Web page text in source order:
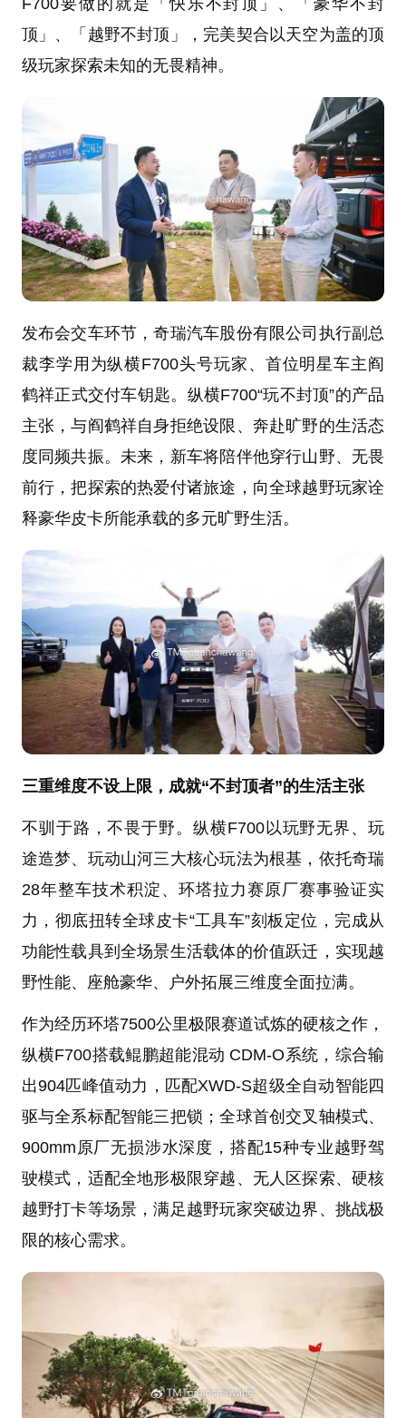
F700要做的就是「快乐不封顶」、「豪华不封
顶」、「越野不封顶」，完美契合以天空为盖的顶
级玩家探索未知的无畏精神。
发布会交车环节，奇瑞汽车股份有限公司执行副总
裁李学用为纵横F700头号玩家、首位明星车主阎
鹤祥正式交付车钥匙。纵横F700“玩不封顶”的产品
主张，与阎鹤祥自身拒绝设限、奔赴旷野的生活态
度同频共振。未来，新车将陪伴他穿行山野、无畏
前行，把探索的热爱付诸旅途，向全球越野玩家诠
释豪华皮卡所能承载的多元旷野生活。
三重维度不设上限，成就“不封顶者”的生活主张
不驯于路，不畏于野。纵横F700以玩野无界、玩
途造梦、玩动山河三大核心玩法为根基，依托奇瑞
28年整车技术积淀、环塔拉力赛原厂赛事验证实
力，彻底扭转全球皮卡“工具车”刻板定位，完成从
功能性载具到全场景生活载体的价值跃迁，实现越
野性能、座舱豪华、户外拓展三维度全面拉满。
作为经历环塔7500公里极限赛道试炼的硬核之作，
纵横F700搭载鲲鹏超能混动 CDM-O系统，综合输
出904匹峰值动力，匹配XWD-S超级全自动智能四
驱与全系标配智能三把锁；全球首创交叉轴模式、
900mm原厂无损涉水深度，搭配15种专业越野驾
驶模式，适配全地形极限穿越、无人区探索、硬核
越野打卡等场景，满足越野玩家突破边界、挑战极
限的核心需求。